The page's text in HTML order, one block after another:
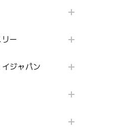
ー
ジャパン